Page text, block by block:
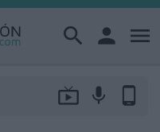
search person menu
live_tv mic phone_android